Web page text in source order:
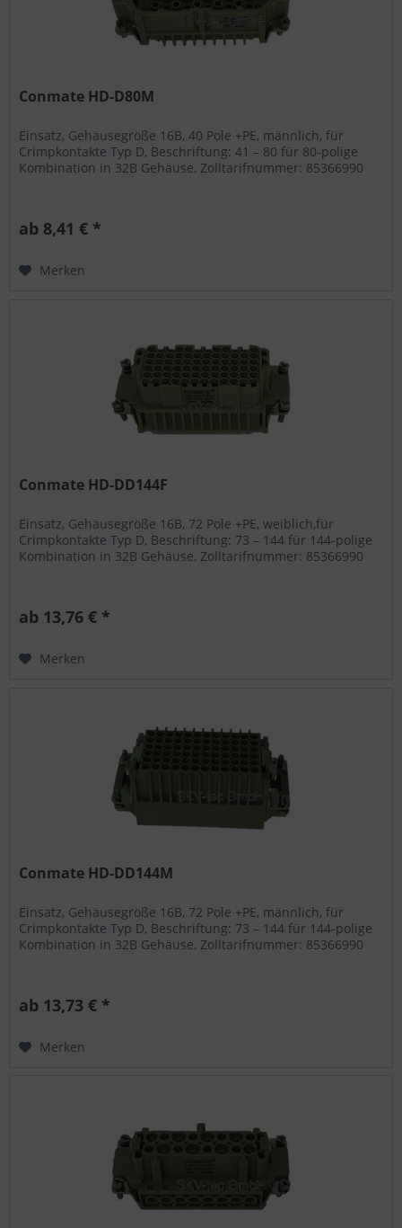
Conmate HD-D80M
Einsatz, Gehäusegröße 16B, 40 Pole +PE, männlich, für
Crimpkontakte Typ D, Beschriftung: 41 – 80 für 80-polige
Kombination in 32B Gehäuse, Zolltarifnummer: 85366990
ab 8,41 € *
Merken
Conmate HD-DD144F
Einsatz, Gehäusegröße 16B, 72 Pole +PE, weiblich,für
Crimpkontakte Typ D, Beschriftung: 73 – 144 für 144-polige
Kombination in 32B Gehäuse, Zolltarifnummer: 85366990
ab 13,76 € *
Merken
Conmate HD-DD144M
Einsatz, Gehäusegröße 16B, 72 Pole +PE, männlich, für
Crimpkontakte Typ D, Beschriftung: 73 – 144 für 144-polige
Kombination in 32B Gehäuse, Zolltarifnummer: 85366990
ab 13,73 € *
Merken